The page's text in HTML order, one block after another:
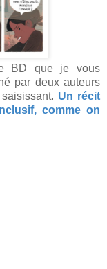
BD que je vous
par deux auteurs
Un récit
comme on